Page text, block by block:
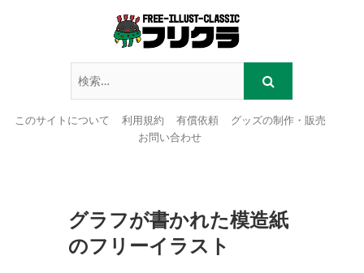
このサイトについて 利用規約 有償依頼
グッズの制作・販売
お問い合わせ
グラフが書かれた模造紙
のフリーイラスト